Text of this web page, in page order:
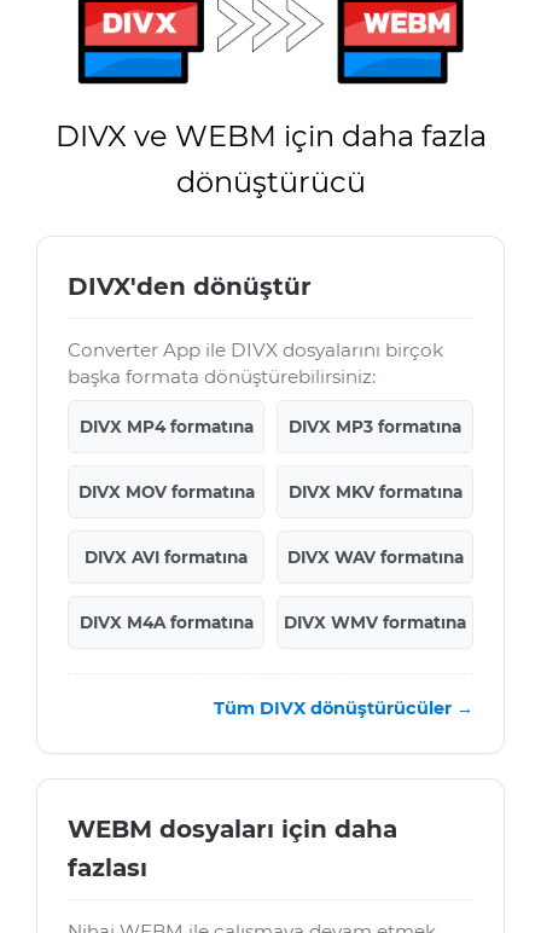
DIVX ve WEBM için daha fazla
dönüştürücü
DIVX'den dönüştür
Converter App ile DIVX dosyalarını birçok
başka formata dönüştürebilirsiniz:
DIVX MP4 formatına DIVX MP3 formatına
DIVX MOV formatına DIVX MKV formatına
DIVX AVI formatına DIVX WAV formatına
DIVX M4A formatına DIVX WMV formatına
Tüm DIVX dönüştürücüler →
WEBM dosyaları için daha
fazlası